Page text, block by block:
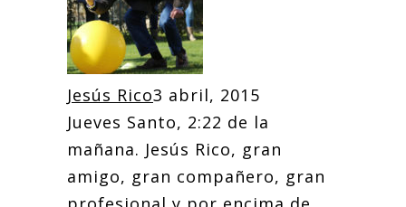
Jesús Rico3 abril, 2015
Jueves Santo, 2:22 de la
mañana. Jesús Rico, gran
amigo, gran compañero, gran